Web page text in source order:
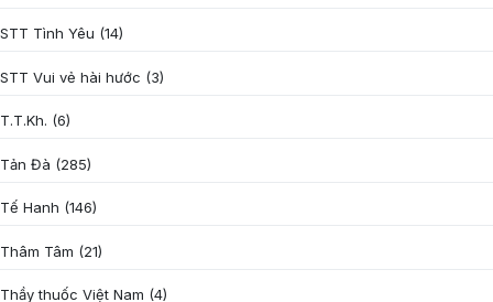
STT Tình Yêu (14)
STT Vui vẻ hài hước (3)
T.T.Kh. (6)
Tản Đà (285)
Tế Hanh (146)
Thâm Tâm (21)
Thầy thuốc Việt Nam (4)